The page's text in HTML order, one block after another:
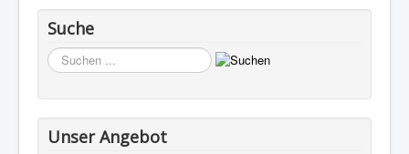
Merkmale:xxx.
Biologie:
Verbreitung:
Suche
Suchen
...
Unser Angebot